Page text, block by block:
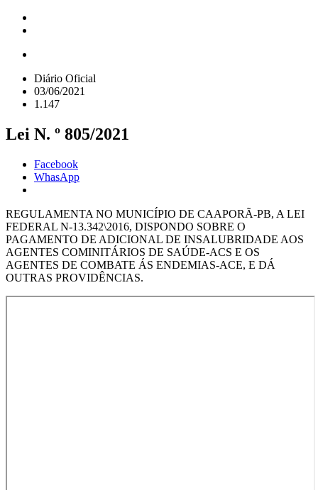
Diário Oficial
03/06/2021
1.147
Lei N. º 805/2021
Facebook
WhasApp
REGULAMENTA NO MUNICÍPIO DE CAAPORÃ-PB, A LEI
FEDERAL N-13.342\2016, DISPONDO SOBRE O
PAGAMENTO DE ADICIONAL DE INSALUBRIDADE AOS
AGENTES COMINITÁRIOS DE SAÚDE-ACS E OS
AGENTES DE COMBATE ÁS ENDEMIAS-ACE, E DÁ
OUTRAS PROVIDÊNCIAS.